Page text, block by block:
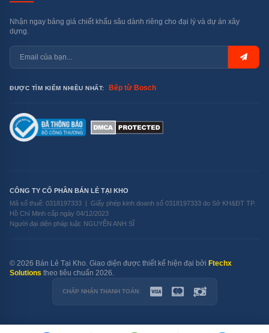
năng lượng A+++, giúp giảm hóa đơn điện hàng tháng
và bảo vệ môi trường. Với mức tiêu thụ năng lượng
thấp hơn so với các loại máy khác, sản phẩm này
Nhận ngay bảng giá chiết khấu sâu dành riêng cho đại lý và dự án xây
dựng.
ĐƯỢC TÌM KIẾM NHIỀU NHẤT: Bếp từ Bosch
CÔNG TY CỔ PHẦN BÁN LẺ TẠI KHO
Mã số thuế: 0318197333 | Giấy phép kinh doanh số 0318197333 do Sở KH&ĐT TP.
Hồ Chí Minh cấp ngày 04/12/2023
Người đại diện pháp luật: NGUYỄN ANH SĨ
© 2026 Bán Lẻ Tại Kho. Giao diện được thiết kế hiện đại bởi Ftechx
Solutions theo tiêu chuẩn 2026.
CHẤP NHẬN THANH TOÁN: